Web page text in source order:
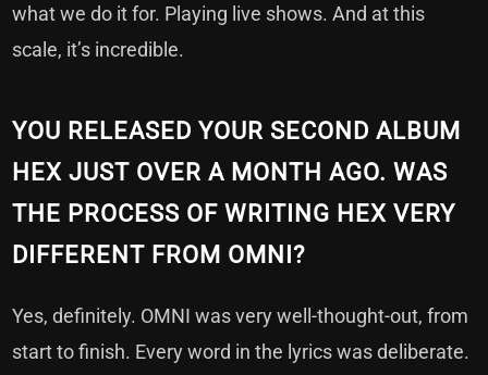
what we do it for. Playing live shows. And at this
scale, it’s incredible.
YOU RELEASED YOUR SECOND ALBUM
HEX JUST OVER A MONTH AGO. WAS
THE PROCESS OF WRITING HEX VERY
DIFFERENT FROM OMNI?
Yes, definitely. OMNI was very well-thought-out, from
start to finish. Every word in the lyrics was deliberate.